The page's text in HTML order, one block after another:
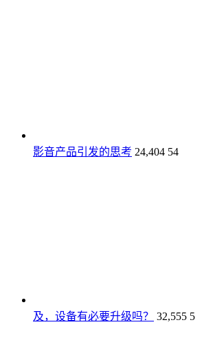
影音产品引发的思考 24,404 54
及，设备有必要升级吗？
32,555 5